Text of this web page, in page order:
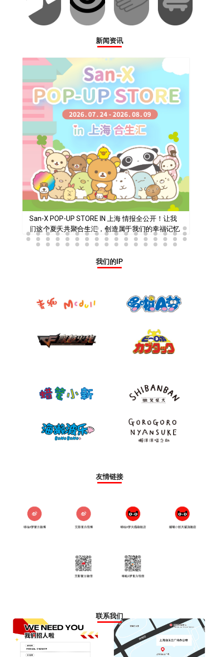
新闻资讯
San-X POP-UP STORE IN 上海 情报全公开！让我
们这个夏天共聚合生汇，创造属于我们的幸福记忆
吧~2026-07-17
我们的IP
友情链接
联系我们